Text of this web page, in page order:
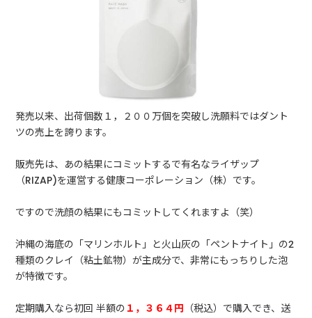
発売以来、出荷個数１，２００万個を突破し洗願料ではダント
ツの売上を誇ります。
販売先は、あの結果にコミットするで有名なライザップ
（RIZAP)を運営する健康コーポレーション（株）です。
ですので洗顔の結果にもコミットしてくれますよ（笑）
沖縄の海底の「マリンホルト」と火山灰の「ペントナイト」の2
種類のクレイ（粘土鉱物）が主成分で、非常にもっちりした泡
が特徴です。
定期購入なら初回 半額の １，３６４円 （税込）で購入でき、送